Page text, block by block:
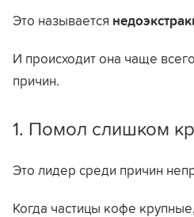
Это называется
И происходит она чаще
причин.
1. Помол слишком
Это лидер среди причин
Когда частицы кофе